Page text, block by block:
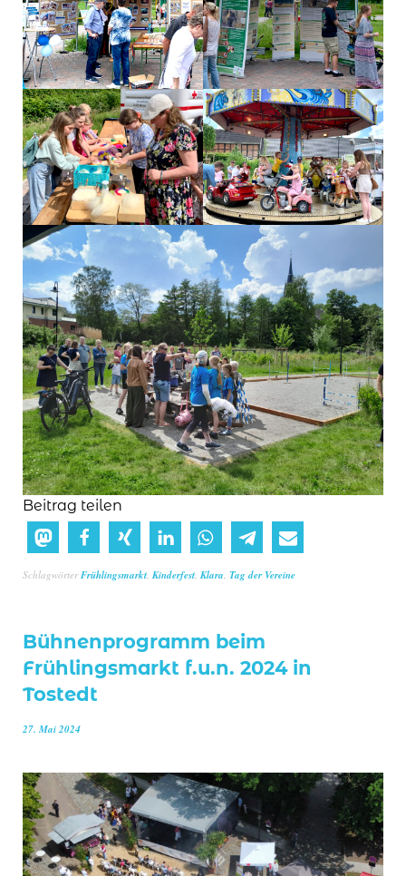
Beitrag teilen
SchlagwörterFrühlingsmarkt, Kinderfest, Klara, Tag der Vereine
Bühnenprogramm beim
Frühlingsmarkt f.u.n. 2024 in
Tostedt
27. Mai 2024